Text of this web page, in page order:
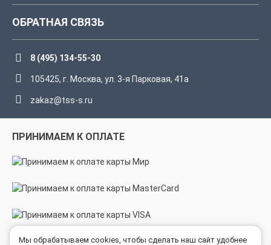
ОБРАТНАЯ СВЯЗЬ
8 (495) 134-55-30
105425, г. Москва, ул. 3-я Парковая, 41а
zakaz@tss-s.ru
ПРИНИМАЕМ К ОПЛАТЕ
МЫ В СОЦСЕТЯХ
Мы обрабатываем cookies, чтобы сделать наш сайт удобнее